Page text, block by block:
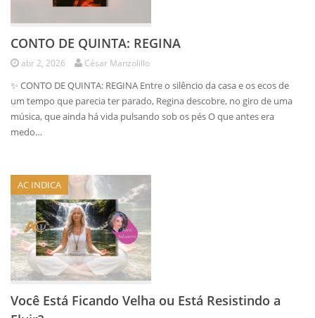
CONTO DE QUINTA: REGINA
abr 2, 2026 César Manzolillo
✨ CONTO DE QUINTA: REGINA Entre o silêncio da casa e os ecos de
um tempo que parecia ter parado, Regina descobre, no giro de uma
música, que ainda há vida pulsando sob os pés O que antes era
medo…
AC INDICA
Você Está Ficando Velha ou Está Resistindo a